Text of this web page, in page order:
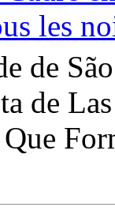
les
de
de